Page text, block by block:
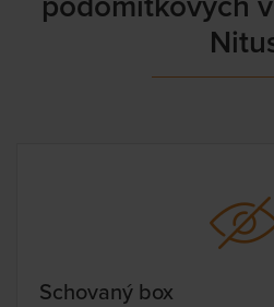
Schovaný box